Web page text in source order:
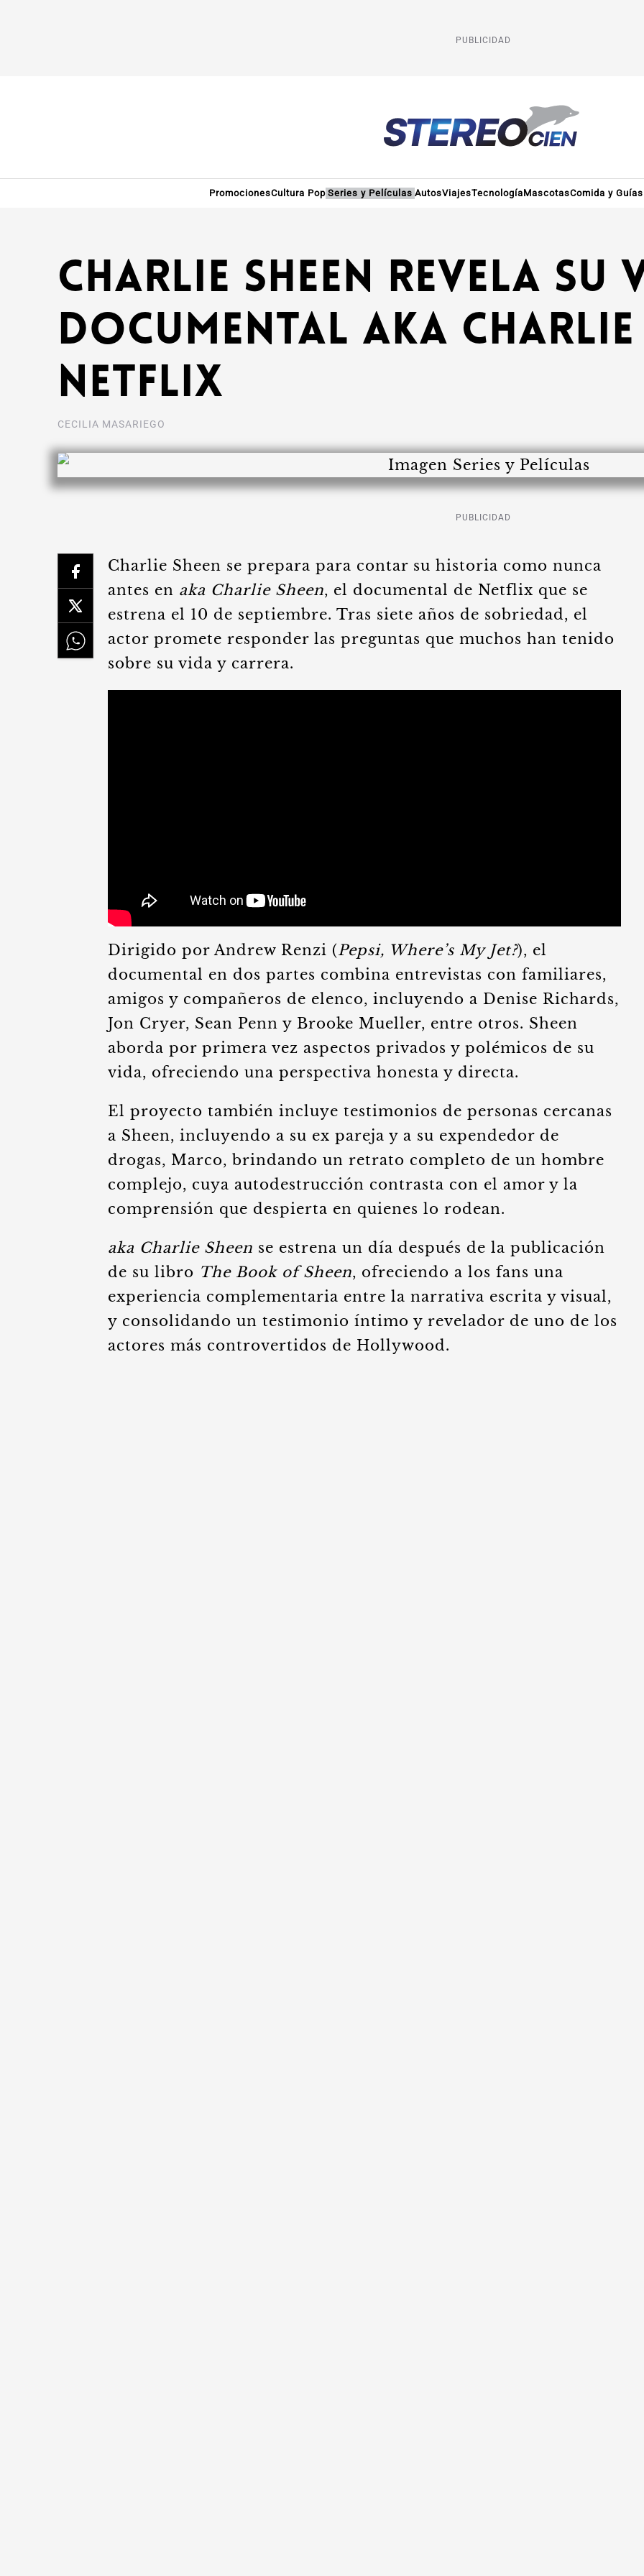
PUBLICIDAD
PromocionesCultura Pop Series y Películas AutosViajesTecnologíaMascotasComida y Guías
Charlie Sheen revela su
documental aka Charlie
Netflix
CECILIA MASARIEGO
PUBLICIDAD
Charlie Sheen se prepara para contar su historia como nunca
antes en aka Charlie Sheen, el documental de Netflix que se
estrena el 10 de septiembre. Tras siete años de sobriedad, el
actor promete responder las preguntas que muchos han tenido
sobre su vida y carrera.
Dirigido por Andrew Renzi (Pepsi, Where’s My Jet?), el
documental en dos partes combina entrevistas con familiares,
amigos y compañeros de elenco, incluyendo a Denise Richards,
Jon Cryer, Sean Penn y Brooke Mueller, entre otros. Sheen
aborda por primera vez aspectos privados y polémicos de su
vida, ofreciendo una perspectiva honesta y directa.
El proyecto también incluye testimonios de personas cercanas
a Sheen, incluyendo a su ex pareja y a su expendedor de
drogas, Marco, brindando un retrato completo de un hombre
complejo, cuya autodestrucción contrasta con el amor y la
comprensión que despierta en quienes lo rodean.
aka Charlie Sheen se estrena un día después de la publicación
de su libro The Book of Sheen, ofreciendo a los fans una
experiencia complementaria entre la narrativa escrita y visual,
y consolidando un testimonio íntimo y revelador de uno de los
actores más controvertidos de Hollywood.